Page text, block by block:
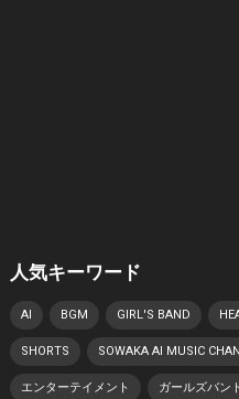
人気キーワード
AI BGM GIRL'S BAND
SHORTS SOWAKA AI MUSIC
エンターテイメント ガールズバン